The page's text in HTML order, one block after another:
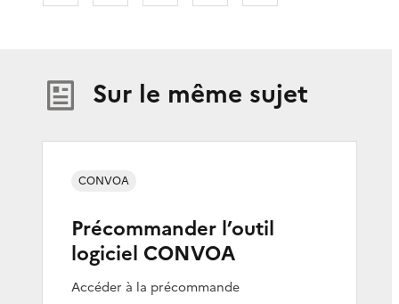
Sur le même sujet
Précommander l’outil
logiciel CONVOA
Accéder à la précommande
CONVOA